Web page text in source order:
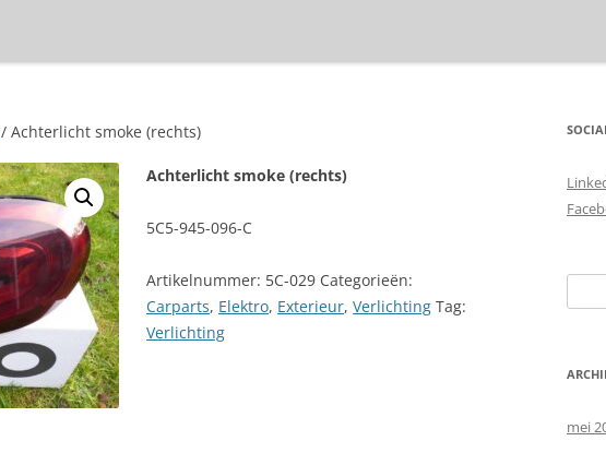
/ Achterlicht smoke (rechts)
Achterlicht smoke (rechts)
5C5-945-096-C
Artikelnummer: 5C-029 Categorieën:
Carparts, Elektro, Exterieur, Verlichting Tag:
Verlichting
naar:
mei